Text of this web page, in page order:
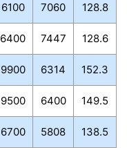
6100 7060 128.8
6400 7447 128.6
9900 6314 152.3
9500 6400 149.5
6700 5808 138.5